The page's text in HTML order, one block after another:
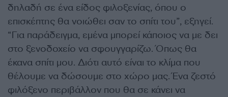
δηλαδή σε ένα είδος φιλοξενίας, όπου ο
επισκέπτης θα νοιώθει σαν το σπίτι του”, εξηγεί.
“Για παράδειγμα, εμένα μπορεί κάποιος να με δει
στο ξενοδοχείο να σφουγγαρίζω. Όπως θα
έκανα σπίτι μου. Διότι αυτό είναι το κλίμα που
θέλουμε να δώσουμε στο χώρο μας. Ένα ζεστό
φιλόξενο περιβάλλον που θα σε κάνει να